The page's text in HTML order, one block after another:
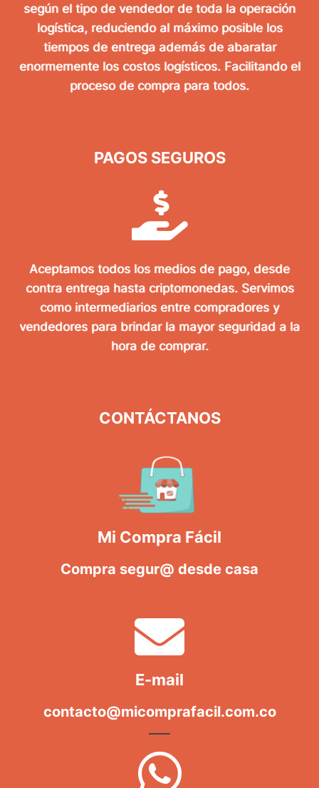
según el tipo de vendedor de toda la operación
logística, reduciendo al máximo posible los
tiempos de entrega además de abaratar
enormemente los costos logísticos. Facilitando el
proceso de compra para todos.
PAGOS SEGUROS
Aceptamos todos los medios de pago, desde
contra entrega hasta criptomonedas. Servimos
como intermediarios entre compradores y
vendedores para brindar la mayor seguridad a la
hora de comprar.
CONTÁCTANOS
Mi Compra Fácil
Compra segur@ desde casa
E-mail
contacto@micomprafacil.com.co